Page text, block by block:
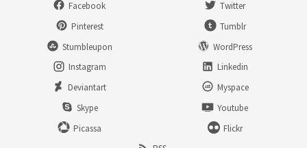
Facebook
Twitter
Pinterest
Tumblr
Stumbleupon
WordPress
Instagram
Linkedin
Deviantart
Myspace
Skype
Youtube
Picassa
Flickr